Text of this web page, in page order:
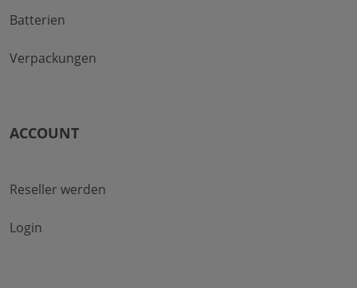
Batterien
Verpackungen
ACCOUNT
Reseller werden
Login